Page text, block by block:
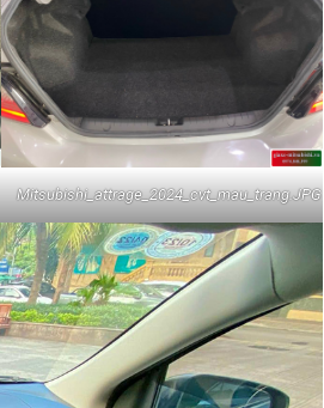
Mitsubishi_attrage_2024_cvt_mau_trang.JPG